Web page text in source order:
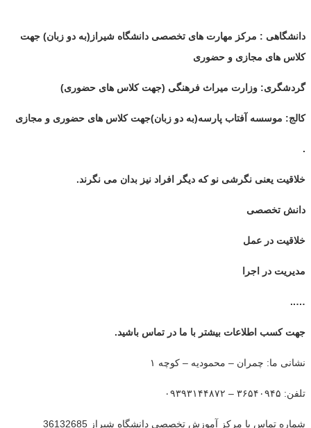
دانشگاهی : مرکز مهارت های تخصصی دانشگاه شیراز(به دو زبان) جهت
کلاس های مجازی و حضوری
گردشگری: وزارت میراث فرهنگی (جهت کلاس های حضوری)
کالج: موسسه آفتاب پارسه(به دو زبان)جهت کلاس های حضوری و مجازی
.
خلاقیت یعنی نگرشی نو که دیگر افراد نیز بدان می نگرند.
دانش تخصصی
خلاقیت در عمل
مدیریت در اجرا
…..
جهت کسب اطلاعات بیشتر با ما در تماس باشید.
نشانی ما: چمران – محمودیه – کوچه ۱
تلفن: ۳۶۵۴۰۹۴۵ – ۰۹۳۹۳۱۴۴۸۷۲
شماره تماس با مرکز آموزش تخصصی دانشگاه شیراز 36132685